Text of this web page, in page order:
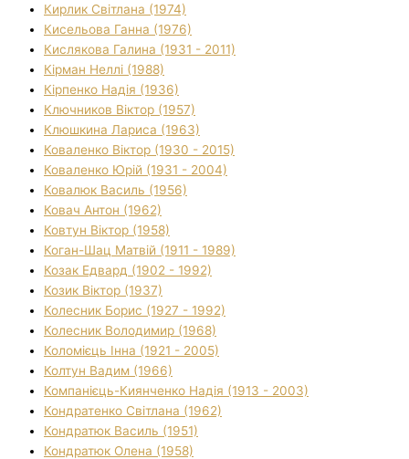
Кирлик Світлана (1974)
Кисельова Ганна (1976)
Кислякова Галина (1931 - 2011)
Кірман Неллі (1988)
Кірпенко Надія (1936)
Ключников Віктор (1957)
Клюшкина Лариса (1963)
Коваленко Віктор (1930 - 2015)
Коваленко Юрій (1931 - 2004)
Ковалюк Василь (1956)
Ковач Антон (1962)
Ковтун Віктор (1958)
Коган-Шац Матвій (1911 - 1989)
Козак Едвард (1902 - 1992)
Козик Віктор (1937)
Колесник Борис (1927 - 1992)
Колесник Володимир (1968)
Коломієць Інна (1921 - 2005)
Колтун Вадим (1966)
Компанієць-Киянченко Надія (1913 - 2003)
Кондратенко Світлана (1962)
Кондратюк Василь (1951)
Кондратюк Олена (1958)